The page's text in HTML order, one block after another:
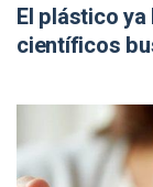
El plástico
científicos